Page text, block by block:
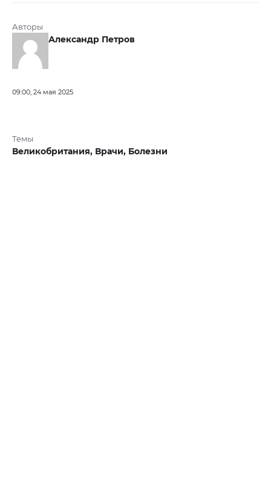
Авторы
Александр Петров
09:00, 24 мая 2025
Темы
Великобритания, Врачи, Болезни